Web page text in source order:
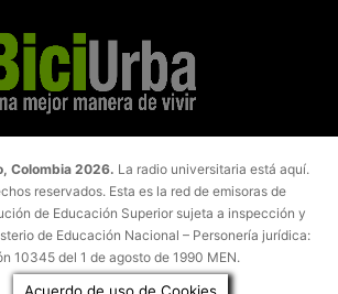
Colombia 2026. La radio universitaria está aquí.
reservados. Esta es la red de emisoras de
de Educación Superior sujeta a inspección y
de Educación Nacional – Personería jurídica:
10345 del 1 de agosto de 1990 MEN.